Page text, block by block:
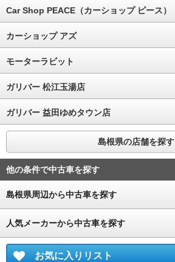
Car Shop PEACE（カーショップ ピース）
カーショップ アズ
モーターラビット
ガリバー 松江玉湯店
ガリバー 益田ゆめタウン店
島根県の店舗を探す
他の条件で中古車を探す
島根県周辺から中古車を探す
人気メーカーから中古車を探す
お気に入りリスト